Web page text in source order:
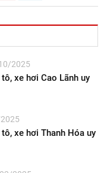
2025
tô, xe hơi Cao Lãnh uy
tô, xe hơi Thanh Hóa uy